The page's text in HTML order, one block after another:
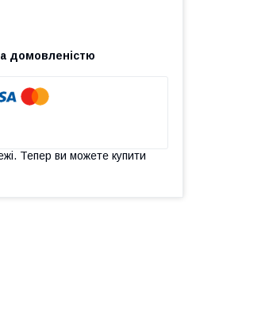
домовленістю
Тепер ви можете купити